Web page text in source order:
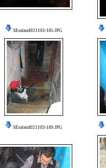
SEsalaud021103-185.JPG
SEsalaud021103-189.JPG